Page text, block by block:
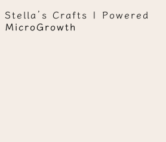
Crafts | Powered
MicroGrowth